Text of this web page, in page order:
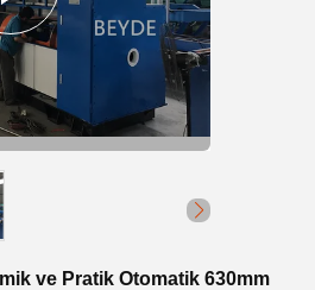
ve Pratik Otomatik 630mm